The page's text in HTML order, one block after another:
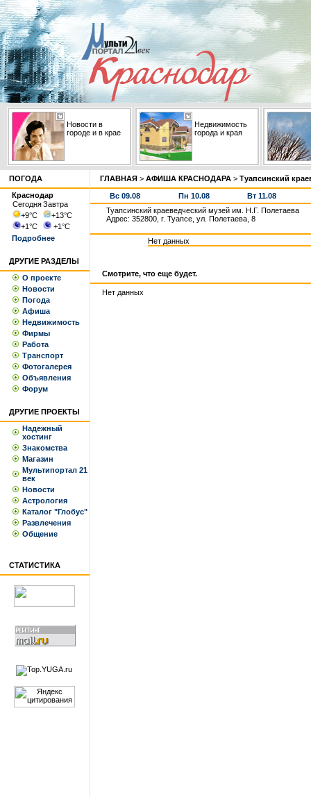
Новости в
городе и в крае
Недвижимость
города и края
ПОГОДА
Краснодар
СегодняЗавтра
+9°С +13°С
+1°С +1°С
Подробнее
ДРУГИЕ РАЗДЕЛЫ
О проекте
Новости
Погода
Афиша
Недвижимость
Фирмы
Работа
Транспорт
Фотогалерея
Объявления
Форум
ДРУГИЕ ПРОЕКТЫ
Надежный
хостинг
Знакомства
Магазин
Мультипортал 21
век
Новости
Астрология
Каталог "Глобус"
Развлечения
Общение
СТАТИСТИКА
ГЛАВНАЯ > АФИША КРАСНОДАРА > Туапсинский
Вс 09.08 Пн 10.08
Вт 11.08
Туапсинский краеведческий музей им. Н.Г. Полетаева
Адрес: 352800, г. Туапсе, ул. Полетаева, 8
Нет данных
Смотрите, что еще будет.
Нет данных